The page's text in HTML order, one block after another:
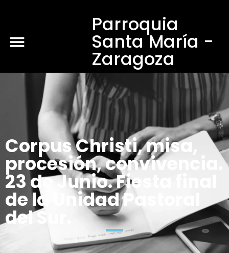
Parroquia
Santa María -
Zaragoza
Corpus Christi, misa,
procesión, convivencia.
23 de Junio. Fiesta final
de la Unidad Pastoral
del Sur.